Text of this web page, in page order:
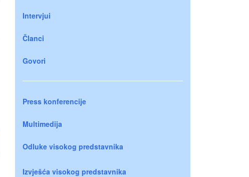
Intervjui
Članci
Govori
Press konferencije
Multimedija
Odluke visokog predstavnika
Izvješća visokog predstavnika